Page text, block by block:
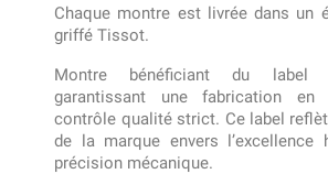
Chaque montre est livrée dans un
griffé Tissot.
Montre bénéficiant du label
garantissant une fabrication
contrôle qualité strict. Ce label
de la marque envers l’excellence
précision mécanique.